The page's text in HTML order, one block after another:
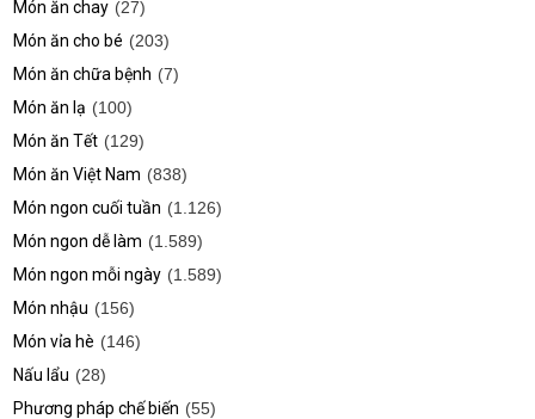
Món ăn chay (27)
Món ăn cho bé (203)
Món ăn chữa bệnh (7)
Món ăn lạ (100)
Món ăn Tết (129)
Món ăn Việt Nam (838)
Món ngon cuối tuần (1.126)
Món ngon dễ làm (1.589)
Món ngon mỗi ngày (1.589)
Món nhậu (156)
Món vỉa hè (146)
Nấu lẩu (28)
Phương pháp chế biến (55)